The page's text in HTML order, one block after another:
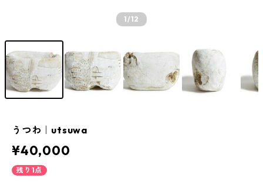
1/12
うつわ｜utsuwa
¥40,000
残り1点